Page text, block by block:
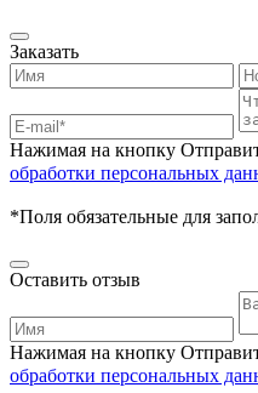
Заказать
Нажимая на кнопку
обработки персональных
*Поля обязательные для
Оставить отзыв
Нажимая на кнопку
обработки персональных